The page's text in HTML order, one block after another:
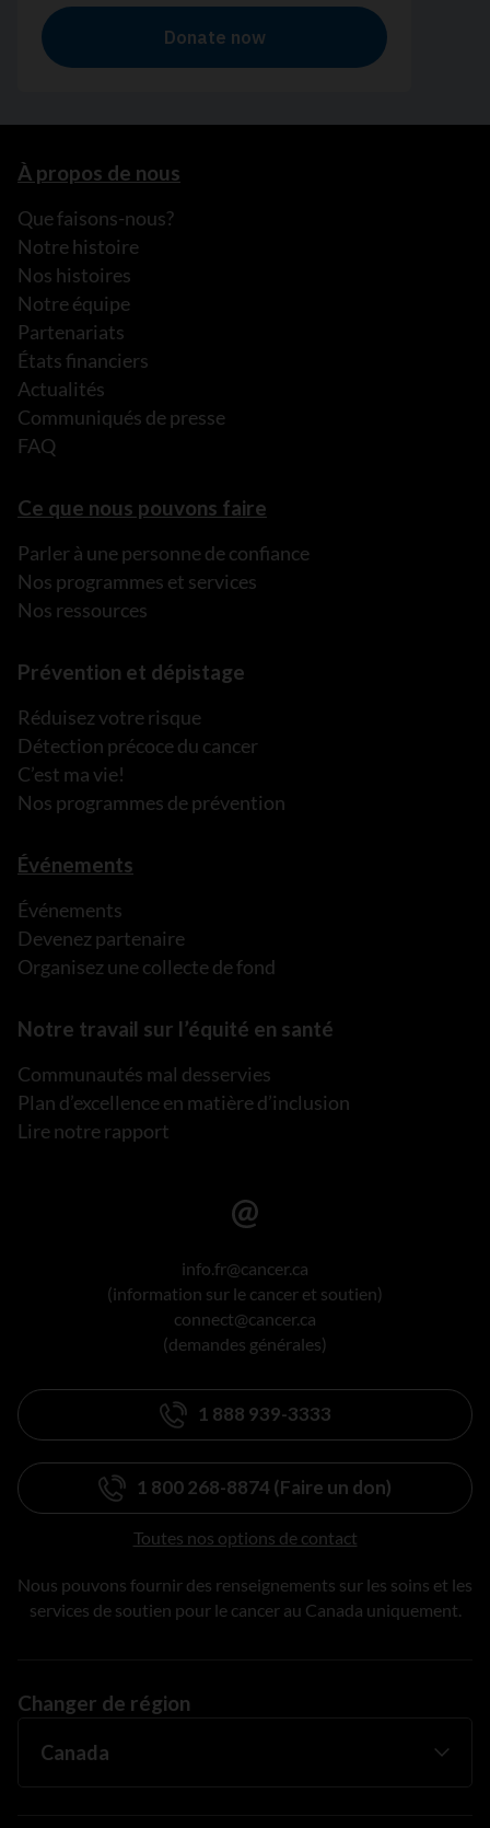
À propos de nous
Que faisons-nous?
Notre histoire
Nos histoires
Notre équipe
Partenariats
États financiers
Actualités
Communiqués de presse
FAQ
Ce que nous pouvons faire
Parler à une personne de confiance
Nos programmes et services
Nos ressources
Prévention et dépistage
Réduisez votre risque
Détection précoce du cancer
C’est ma vie!
Nos programmes de prévention
Événements
Événements
Devenez partenaire
Organisez une collecte de fond
Notre travail sur l’équité en santé
Communautés mal desservies
Plan d’excellence en matière d’inclusion
Lire notre rapport
info.fr@cancer.ca
(information sur le cancer et soutien)
connect@cancer.ca
(demandes générales)
1 888 939-3333
1 800 268-8874 (Faire un don)
Toutes nos options de contact
Nous pouvons fournir des renseignements sur les soins et les
services de soutien pour le cancer au Canada uniquement.
Changer de région